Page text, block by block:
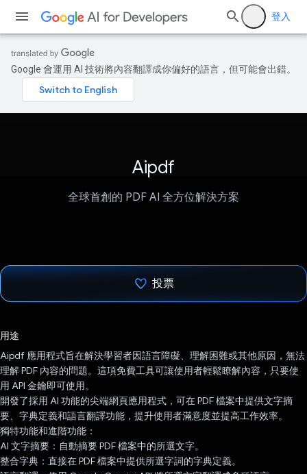
登入
Google 會運用 AI 技術將內容翻譯成你偏好的語言，但可能會出錯。
Aipdf
全球首創的 PDF AI 全方位解決方案
投票
用途
Aipdf 應用程式旨在解決學習者因語言障礙、理解困難或其他原因，無法
理解 PDF 內容的問題。這項免費工具可讓使用者輕鬆瞭解內容，只要使
用 API 金鑰即可使用。
開發了採用 AI 功能的尖端網頁應用程式，可在 PDF 檔案中提供文字摘
要、字典定義和語言翻譯功能，提升使用者滿意度並提高工作效率。
獨特功能和進階功能：
AI 文字摘要：自動摘要 PDF 檔案中的所選文字。
整合字典：直接在 PDF 檔案中提供所選字詞的字典定義。